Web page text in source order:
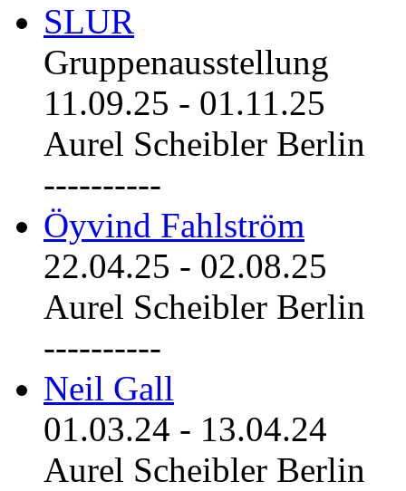
SLUR
Gruppenausstellung
11.09.25 - 01.11.25
Aurel Scheibler Berlin
----------
Öyvind Fahlström
22.04.25 - 02.08.25
Aurel Scheibler Berlin
----------
Neil Gall
01.03.24 - 13.04.24
Aurel Scheibler Berlin